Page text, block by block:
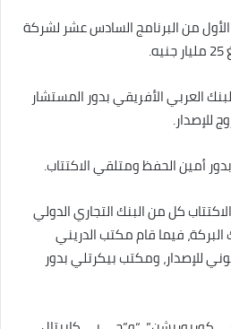
من البرنامج السادس عشر لشركة
العربي الأفريقي بدور المستشار
للإصدار.
أمين الحفظ ومتلقي الاكتتاب.
كل من البنك التجاري الدولي
فيما قام مكتب الدريني
للإصدار، ومكتب بيكرتلي بدور